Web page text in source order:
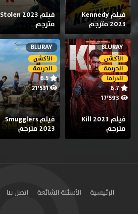
فيلم Kennedy
2023 مترجم
فيلم Stolen 2023
مترجم
BLURAY
الأكشن
الجريمة
الدراما
6.7
17٬593
فيلم Kill 2023
مترجم
BLURAY
الأكشن
الجريمة
6.5
21٬531
فيلم Smugglers
2023 مترجم
الرئيسية الأسئلة الشائعة اتصل بنا